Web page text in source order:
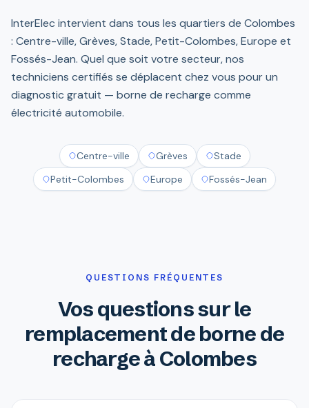
InterElec intervient dans tous les quartiers de Colombes
: Centre-ville, Grèves, Stade, Petit-Colombes, Europe et
Fossés-Jean. Quel que soit votre secteur, nos
techniciens certifiés se déplacent chez vous pour un
diagnostic gratuit — borne de recharge comme
électricité automobile.
Centre-ville Grèves
Stade
Petit-Colombes
Europe Fossés-Jean
QUESTIONS FRÉQUENTES
Vos questions sur le
remplacement de borne de
recharge à Colombes